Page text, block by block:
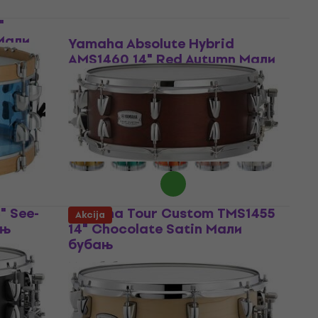
Yamaha Absolute Hybrid
AMS1460 14" Red Autumn Мали
бубањ
Мали бубањ
673 €699 €
Na stanju u skladištu
See- Yamaha Tour Custom TMS1455
14" Chocolate Satin Мали
бубањ
Мали бубањ
308 €
Na stanju u skladištu
Akcija